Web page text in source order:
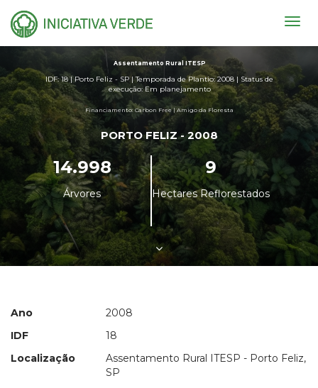
Assentamento Rural ITESP
IDF: 18 | Porto Feliz - SP | Temporada de Plantio: 2008 | Status de
execução: Em planejamento
Financiamento: Carbon Free | Amigo da Floresta
PORTO FELIZ - 2008
14.998
Árvores
9
Hectares Reflorestados
Ano
2008
IDF
18
Localização
Assentamento Rural ITESP - Porto Feliz,
SP